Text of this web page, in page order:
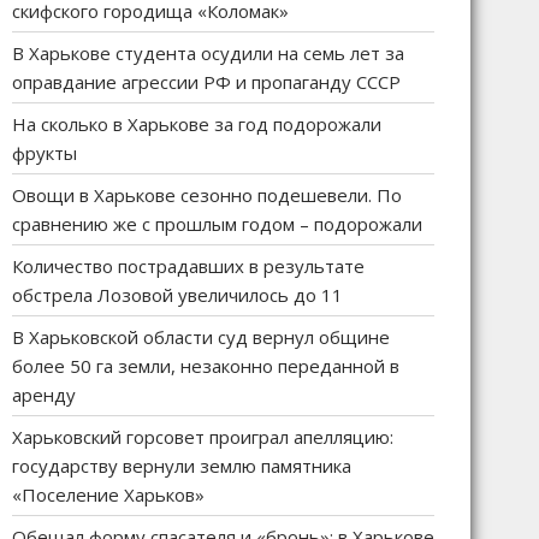
скифского городища «Коломак»
В Харькове студента осудили на семь лет за
оправдание агрессии РФ и пропаганду СССР
На сколько в Харькове за год подорожали
фрукты
Овощи в Харькове сезонно подешевели. По
сравнению же с прошлым годом – подорожали
Количество пострадавших в результате
обстрела Лозовой увеличилось до 11
В Харьковской области суд вернул общине
более 50 га земли, незаконно переданной в
аренду
Харьковский горсовет проиграл апелляцию:
государству вернули землю памятника
«Поселение Харьков»